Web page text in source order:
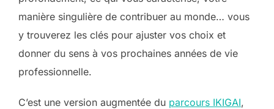
manière singulière de contribuer au monde… vous
y trouverez les clés pour ajuster vos choix et
donner du sens à vos prochaines années de vie
professionnelle.
C’est une version augmentée du parcours IKIGAI,